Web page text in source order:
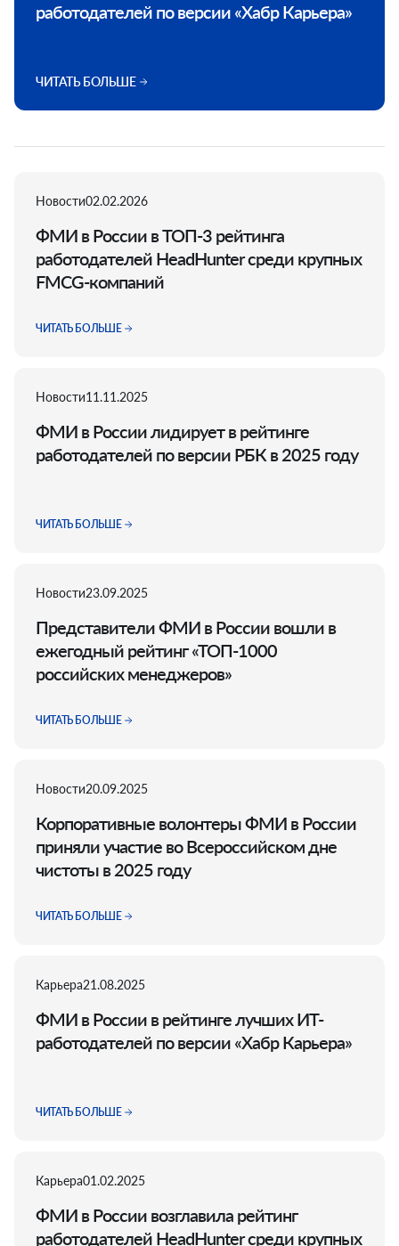
работодателей по версии «Хабр Карьера»
ЧИТАТЬ БОЛЬШЕ
Новости02.02.2026
ФМИ в России в ТОП-3 рейтинга
работодателей HeadHunter среди крупных
FMCG-компаний
ЧИТАТЬ БОЛЬШЕ
Новости11.11.2025
ФМИ в России лидирует в рейтинге
работодателей по версии РБК в 2025 году
ЧИТАТЬ БОЛЬШЕ
Новости23.09.2025
Представители ФМИ в России вошли в
ежегодный рейтинг «ТОП-1000
российских менеджеров»
ЧИТАТЬ БОЛЬШЕ
Новости20.09.2025
Корпоративные волонтеры ФМИ в России
приняли участие во Всероссийском дне
чистоты в 2025 году
ЧИТАТЬ БОЛЬШЕ
Карьера21.08.2025
ФМИ в России в рейтинге лучших ИТ-
работодателей по версии «Хабр Карьера»
ЧИТАТЬ БОЛЬШЕ
Карьера01.02.2025
ФМИ в России возглавила рейтинг
работодателей HeadHunter среди крупных